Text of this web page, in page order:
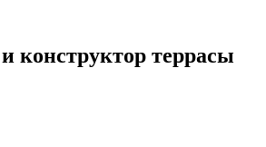
конструктор террасы